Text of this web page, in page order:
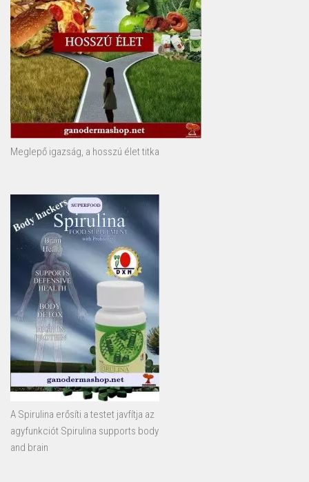
Meglepő igazság, a hosszú élet titka
A Spirulina erősíti a testet javfítja az
agyfunkciót Spirulina supports body
and brain